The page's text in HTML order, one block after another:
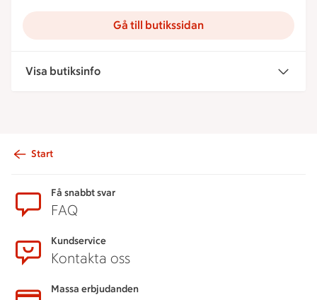
Gå till butikssidan
Visa butiksinfo
Start
Få snabbt svar
FAQ
Kundservice
Kontakta oss
Massa erbjudanden